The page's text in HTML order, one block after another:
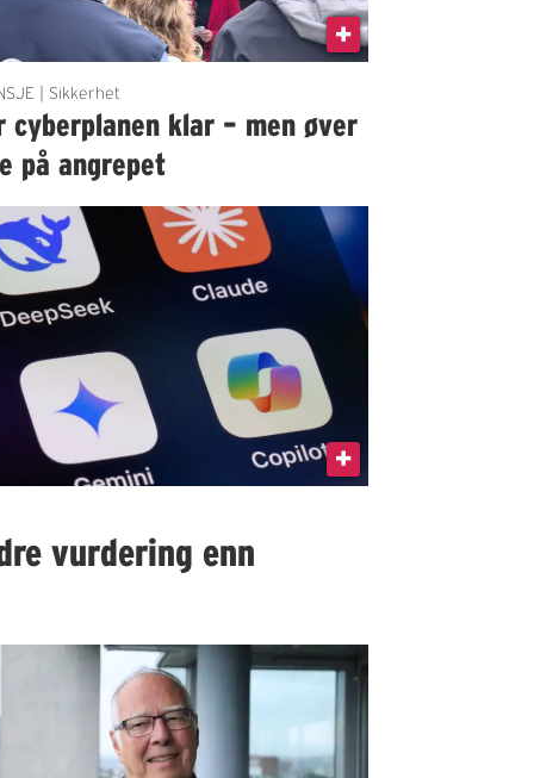
| Sikkerhet
cyberplanen klar – men øver
på angrepet
vurdering enn